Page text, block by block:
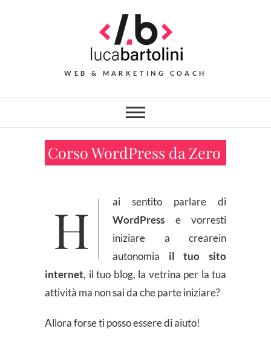
WEB & MARKETING COACH
Corso WordPress da Zero
Hai sentito parlare di
WordPress e vorresti
iniziare a crearein
autonomia il tuo sito
internet, il tuo blog, la vetrina per la tua
attività ma non sai da che parte iniziare?
Allora forse ti posso essere di aiuto!